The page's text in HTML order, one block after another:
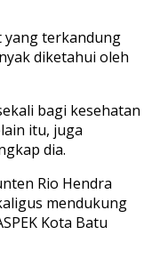
yang terkandung
diketahui oleh
bagi kesehatan
itu, juga
dia.
Rio Hendra
mendukung
Kota Batu